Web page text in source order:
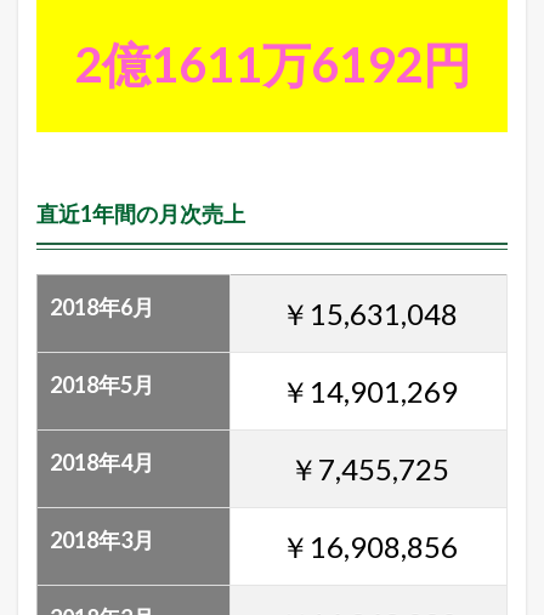
2億1611万6192円
直近1年間の月次売上
2018年6月 ￥15,631,048
2018年5月 ￥14,901,269
2018年4月 ￥7,455,725
2018年3月 ￥16,908,856